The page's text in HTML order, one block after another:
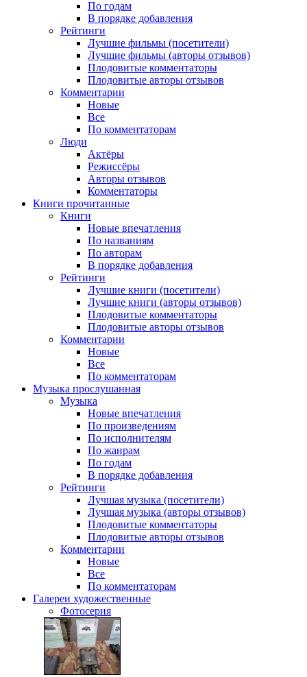
По годам
В порядке добавления
Рейтинги
Лучшие фильмы (посетители)
Лучшие фильмы (авторы отзывов)
Плодовитые комментаторы
Плодовитые авторы отзывов
Комментарии
Новые
Все
По комментаторам
Люди
Актёры
Режиссёры
Авторы отзывов
Комментаторы
Книги прочитанные
Книги
Новые впечатления
По названиям
По авторам
В порядке добавления
Рейтинги
Лучшие книги (посетители)
Лучшие книги (авторы отзывов)
Плодовитые комментаторы
Плодовитые авторы отзывов
Комментарии
Новые
Все
По комментаторам
Музыка прослушанная
Музыка
Новые впечатления
По произведениям
По исполнителям
По жанрам
По годам
В порядке добавления
Рейтинги
Лучшая музыка (посетители)
Лучшая музыка (авторы отзывов)
Плодовитые комментаторы
Плодовитые авторы отзывов
Комментарии
Новые
Все
По комментаторам
Галереи художественные
Фотосерия